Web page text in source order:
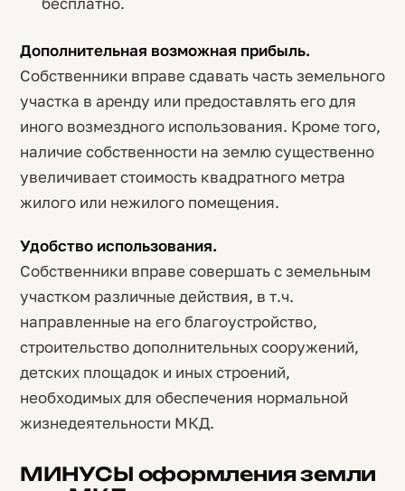
Дополнительная возможная прибыль.
Собственники вправе сдавать часть земельного
участка в аренду или предоставлять его для
иного возмездного использования. Кроме того,
наличие собственности на землю существенно
увеличивает стоимость квадратного метра
жилого или нежилого помещения.
Удобство использования.
Собственники вправе совершать с земельным
участком различные действия, в т.ч.
направленные на его благоустройство,
строительство дополнительных сооружений,
детских площадок и иных строений,
необходимых для обеспечения нормальной
жизнедеятельности МКД.
МИНУСЫ оформления земли